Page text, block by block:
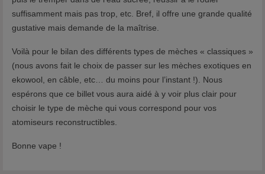
suffisamment mais pas trop, etc. Bref, il offre une grande qualité
gustative mais demande de la maîtrise.
Voilà pour le bilan des différents types de mèches « classiques »
(nous avons fait le choix de passer sur les mèches exotiques en
ekowool, en câble, etc… du moins pour l’instant !). Nous
espérons que ce billet vous aura aidé à y voir plus clair pour
choisir le type de mèche qui vous correspond pour vos
atomiseurs reconstructibles.
Bonne vape !